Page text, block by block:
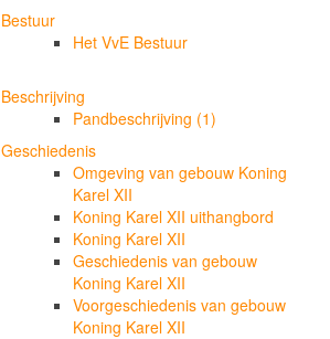
Bestuur
Het VvE Bestuur
Beschrijving
Pandbeschrijving (1)
Geschiedenis
Omgeving van gebouw Koning
Karel XII
Koning Karel XII uithangbord
Koning Karel XII
Geschiedenis van gebouw
Koning Karel XII
Voorgeschiedenis van gebouw
Koning Karel XII